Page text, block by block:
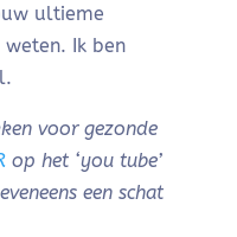
ultieme
Ik ben
voor gezonde
op het ‘you tube’
een schat